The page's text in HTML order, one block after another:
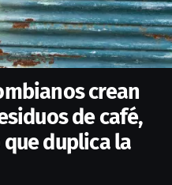
crean
de café,
duplica la